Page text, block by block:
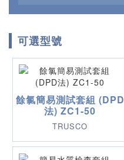
可選型號
餘氯簡易測試套組 (DPD
法) ZC1-50
TRUSCO